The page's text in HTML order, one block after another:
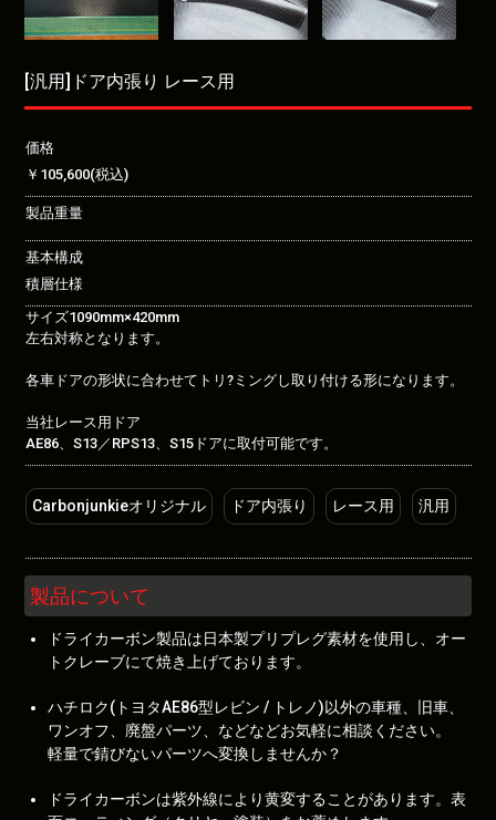
[汎用]ドア内張り レース用
価格
￥105,600(税込)
製品重量
基本構成
積層仕様
サイズ1090mm×420mm
左右対称となります。
各車ドアの形状に合わせてトリ?ミングし取り付ける形になります。
当社レース用ドア
AE86、S13／RPS13、S15ドアに取付可能です。
Carbonjunkieオリジナル ドア内張り レース用 汎用
製品について
ドライカーボン製品は日本製プリプレグ素材を使用し、オー
トクレーブにて焼き上げております。
ハチロク(トヨタAE86型レビン / トレノ)以外の車種、旧車、
ワンオフ、廃盤パーツ、などなどお気軽に相談ください。
軽量で錆びないパーツへ変換しませんか？
ドライカーボンは紫外線により黄変することがあります。表